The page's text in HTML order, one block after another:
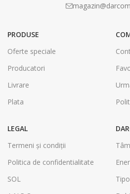
PRODUSE
Oferte speciale
Producatori
Livrare
Plata
LEGAL
Termeni și condiții
Politica de confidentialitate
SOL